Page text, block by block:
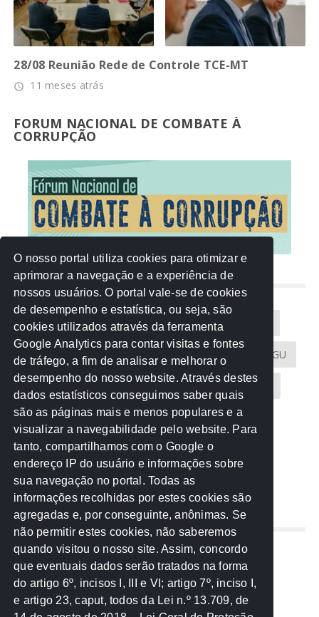
28/08 Reunião Rede de Controle TCE-MT
access_time 11 meses atrás
FORUM NACIONAL DE COMBATE À
CORRUPÇÃO
NUVEM DE TAGS
Acontece na Rede AGU AMM
Atricon Audicom CAU-MT CGU
CREA-MT Eventos MPC-MT MPE-MT
MPF Notícias PF PGE-MT PGR
Receita Federal Sem categoria
TCE-MT TCU TRE
REDE NOS ESTADOS
Mato Grosso do Sul
Paraná
Nacional
O nosso portal utiliza cookies para otimizar e
aprimorar a navegação e a experiência de
nossos usuários. O portal vale-se de cookies
de desempenho e estatística, ou seja, são
cookies utilizados através da ferramenta
Google Analytics para contar visitas e fontes
de tráfego, a fim de analisar e melhorar o
desempenho do nosso website. Através destes
dados estatísticos conseguimos saber quais
são as páginas mais e menos populares e a
visualizar a navegabilidade pelo website. Para
tanto, compartilhamos com o Google o
endereço IP do usuário e informações sobre
sua navegação no portal. Todas as
informações recolhidas por estes cookies são
agregadas e, por conseguinte, anônimas. Se
não permitir estes cookies, não saberemos
quando visitou o nosso site. Assim, concordo
que eventuais dados serão tratados na forma
do artigo 6º, incisos I, III e VI; artigo 7º, inciso I,
e artigo 23, caput, todos da Lei n.º 13.709, de